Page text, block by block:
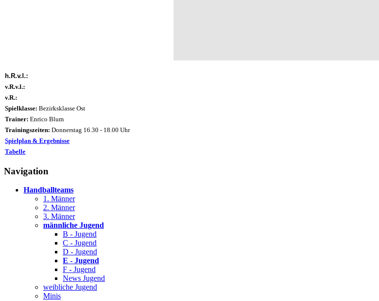
h.R.v.l.:
v.R.v.l.:
v.R.:
Spielklasse: Bezirksklasse Ost
Trainer: Enrico Blum
Trainingszeiten: Donnerstag 16.30 - 18.00 Uhr
Spielplan & Ergebnisse
Tabelle
Navigation
Handballteams
1. Männer
2. Männer
3. Männer
männliche Jugend
B - Jugend
C - Jugend
D - Jugend
E - Jugend
F - Jugend
News Jugend
weibliche Jugend
Minis